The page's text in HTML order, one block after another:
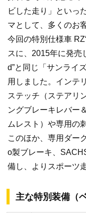
ビした走り」といっ
マとして、多くのお
今回の特別仕様車
スに、2015年に発売
d”と同じ「サンライ
用しました。インテ
ステッチ（ステアリ
ングブレーキレバー
ムレスト）や専用の
このほか、専用ダー
o製ブレーキ、
備し、よりスポーツ
主な特別装備（